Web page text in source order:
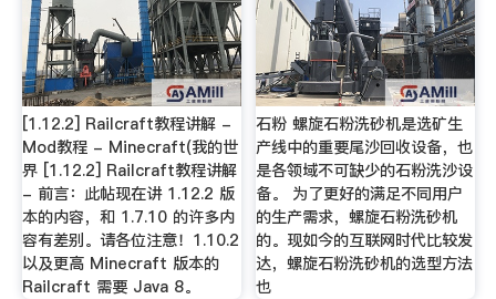
[1.12.2] Railcraft教程讲解 -
Mod教程 - Minecraft(我的世
界 [1.12.2] Railcraft教程讲解
- 前言：此帖现在讲 1.12.2 版
本的内容，和 1.7.10 的许多内
容有差别。请各位注意！1.10.2
以及更高 Minecraft 版本的
Railcraft 需要 Java 8。
石粉 螺旋石粉洗砂机是选矿生
产线中的重要尾沙回收设备，也
是各领域不可缺少的石粉洗沙设
备。 为了更好的满足不同用户
的生产需求，螺旋石粉洗砂机
的。现如今的互联网时代比较发
达，螺旋石粉洗砂机的选型方法
也